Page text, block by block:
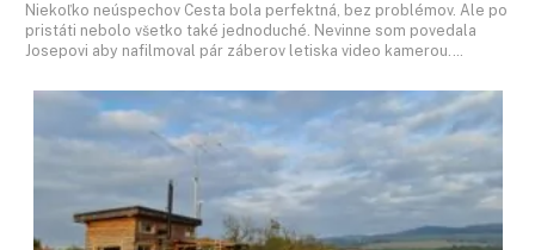
Niekoľko neúspechov Cesta bola perfektná, bez problémov. Ale po
pristáti nebolo všetko také jednoduché. Nevinne som povedala
Josepovi aby nafilmoval pár záberov letiska video kamerou.…